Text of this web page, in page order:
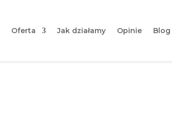
Oferta Jak działamy Opinie Blog